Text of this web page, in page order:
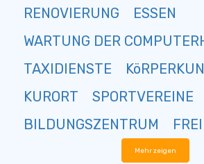
RENOVIERUNG
ESSEN
WARTUNG DER
TAXIDIENSTE
KURORT
SPORTVEREINE
BILDUNGSZENTRUM
Mehr zeigen